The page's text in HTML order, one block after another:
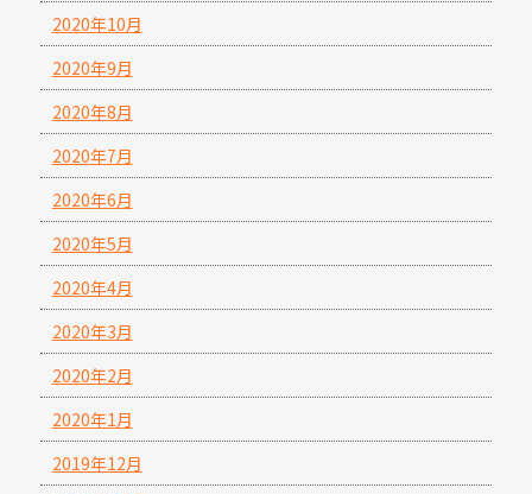
2020年10月
2020年9月
2020年8月
2020年7月
2020年6月
2020年5月
2020年4月
2020年3月
2020年2月
2020年1月
2019年12月